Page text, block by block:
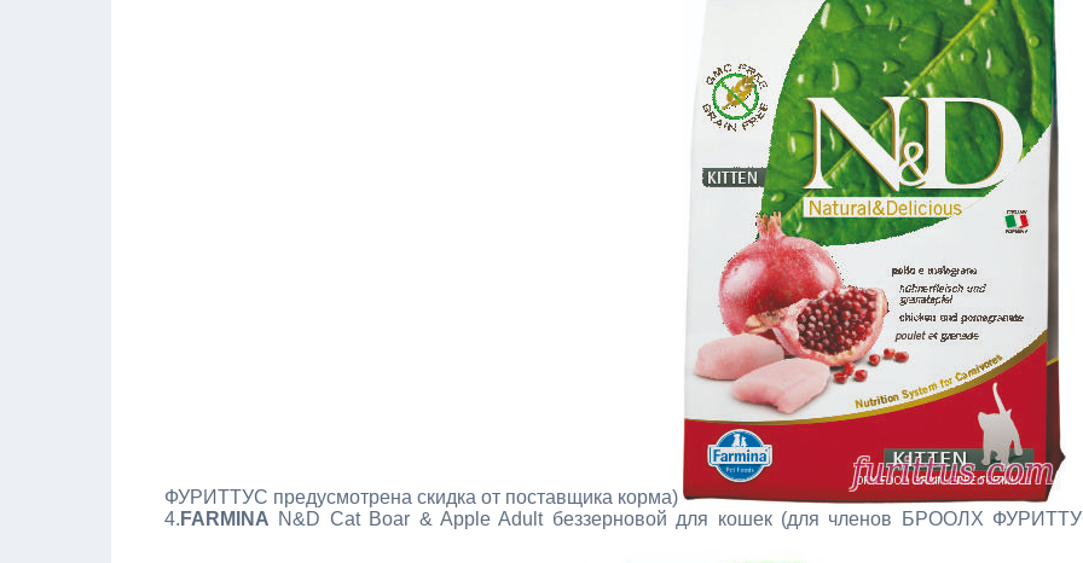
ФУРИТТУС предусмотрена скидка от поставщика корма)
4. FARMINA N&D Cat Boar & Apple Adult беззерновой для кошек (для членов БРООЛХ